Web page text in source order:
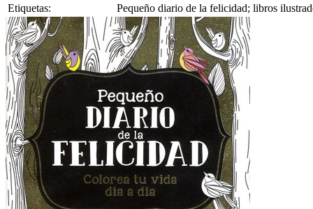
Etiquetas:
Pequeño diario de la felicidad; libros